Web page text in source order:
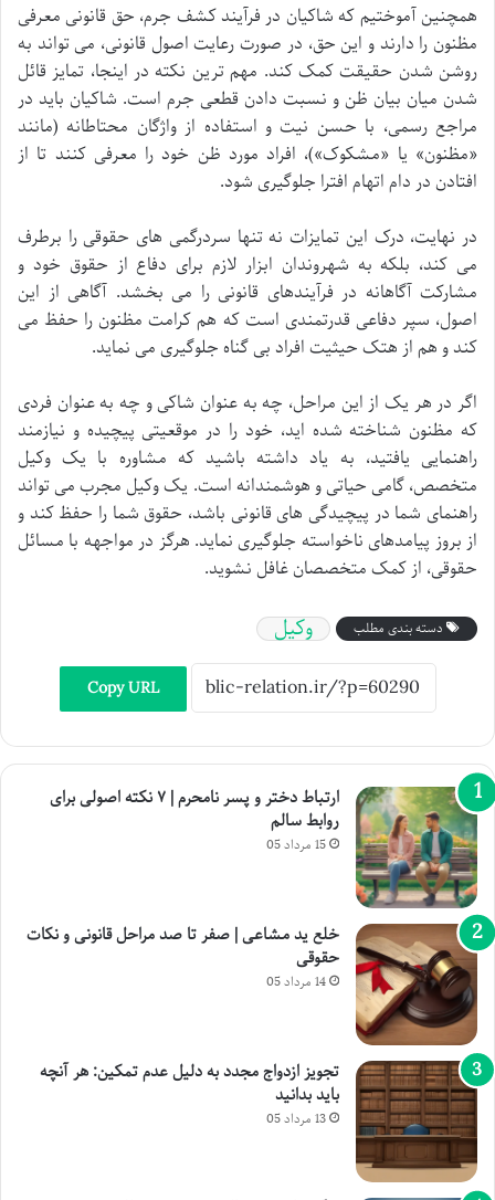
همچنین آموختیم که شاکیان در فرآیند کشف جرم، حق قانونی معرفی
مظنون را دارند و این حق، در صورت رعایت اصول قانونی، می تواند به
روشن شدن حقیقت کمک کند. مهم ترین نکته در اینجا، تمایز قائل
شدن میان بیان ظن و نسبت دادن قطعی جرم است. شاکیان باید در
مراجع رسمی، با حسن نیت و استفاده از واژگان محتاطانه (مانند
«مظنون» یا «مشکوک»)، افراد مورد ظن خود را معرفی کنند تا از
افتادن در دام اتهام افترا جلوگیری شود.
در نهایت، درک این تمایزات نه تنها سردرگمی های حقوقی را برطرف
می کند، بلکه به شهروندان ابزار لازم برای دفاع از حقوق خود و
مشارکت آگاهانه در فرآیندهای قانونی را می بخشد. آگاهی از این
اصول، سپر دفاعی قدرتمندی است که هم کرامت مظنون را حفظ می
کند و هم از هتک حیثیت افراد بی گناه جلوگیری می نماید.
اگر در هر یک از این مراحل، چه به عنوان شاکی و چه به عنوان فردی
که مظنون شناخته شده اید، خود را در موقعیتی پیچیده و نیازمند
راهنمایی یافتید، به یاد داشته باشید که مشاوره با یک وکیل
متخصص، گامی حیاتی و هوشمندانه است. یک وکیل مجرب می تواند
راهنمای شما در پیچیدگی های قانونی باشد، حقوق شما را حفظ کند و
از بروز پیامدهای ناخواسته جلوگیری نماید. هرگز در مواجهه با مسائل
حقوقی، از کمک متخصصان غافل نشوید.
دسته بندی مطلب وکیل
Copy URL
ارتباط دختر و پسر نامحرم | ۷ نکته اصولی برای
روابط سالم
15 مرداد 05
خلع ید مشاعی | صفر تا صد مراحل قانونی و نکات
حقوقی
14 مرداد 05
تجویز ازدواج مجدد به دلیل عدم تمکین: هر آنچه
باید بدانید
13 مرداد 05